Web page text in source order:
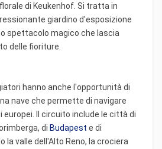
di Keukenhof. Si tratta in
giardino d'esposizione
spettacolo magico che lascia
delle fioriture.
hanno anche l'opportunità di
nave che permette di navigare
europei. Il circuito include le città di
di Budapest e di
la valle dell'Alto Reno, la crociera